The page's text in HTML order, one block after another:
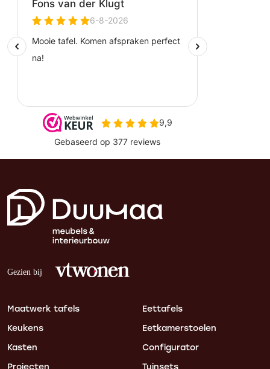
Maatwerk tafels
Keukens
Kasten
Projecten
Eettafels
Eetkamerstoelen
Configurator
Tuinsets